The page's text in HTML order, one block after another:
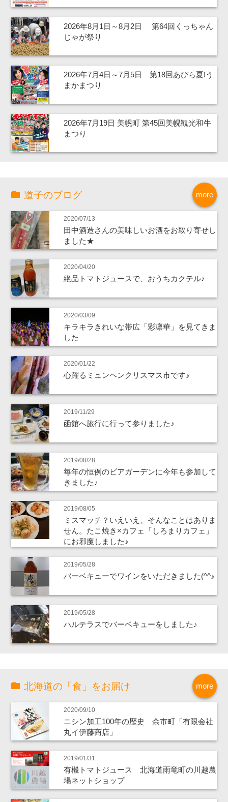
2026年8月1日～8月2日 第64回くっちゃん
じゃが祭り
2026年7月4日～7月5日 第18回あびら夏!う
まかまつり
2026年7月19日 美幌町 第45回美幌観光和牛
まつり
more
道子のブログ
2020/07/13
田中酒造さんの美味しいお酒をお取り寄せし
ました★
2020/04/20
絶品トマトジュースで、おうちカクテル♪
2020/03/09
キラキラきれいな帯広「彩凛華」を見てきま
した
2020/01/22
心躍るミュンヘンクリスマス市です♪
2019/11/29
函館へ旅行に行って参りました♪
2019/08/28
毎年の恒例のビアガーデンに今年も参加して
きました♪
2019/08/05
ミスマッチ？いえいえ、そんなことはありま
せん。たこ焼き×カフェ「しろまりカフェ」
にお邪魔しました♪
2019/05/28
バーベキューでワインをいただきました(^^♪
2019/05/28
ハルテラスでバーベキューをしました♪
more
北海道の「食」をお届け
2020/09/10
ニシン加工100年の歴史 余市町「有限会社
丸イ伊藤商店」
2019/01/31
有機トマトジュース 北海道雨竜町の川越農
場ネットショップ